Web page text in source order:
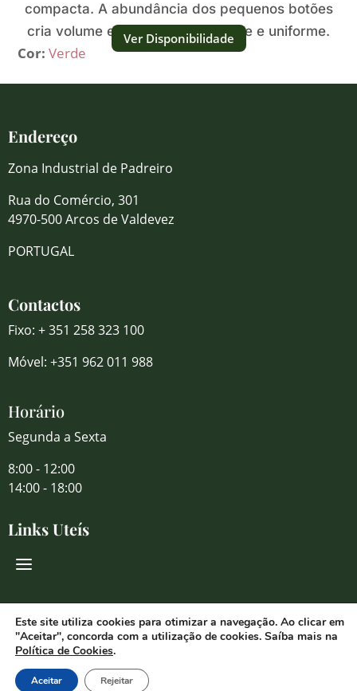
compacta. A abundância dos pequenos botões
cria volume e uma superfície firme e uniforme.
Cor: Verde
Ver Disponibilidade
Endereço
Zona Industrial de Padreiro
Rua do Comércio, 301
4970-500 Arcos de Valdevez
PORTUGAL
Contactos
Fixo: + 351 258 323 100
Móvel: +351 962 011 988
Horário
Segunda a Sexta
8:00 - 12:00
14:00 - 18:00
Links Uteís
Redes Sociais
© 2026 Florália Comércio de Flores
Este site utiliza cookies para otimizar a navegação. Ao clicar em
"Aceitar", concorda com a utilização de cookies. Saíba mais na
Política de Cookies.
Aceitar Rejeitar